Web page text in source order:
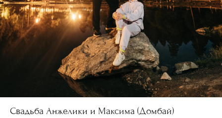
Свадьба Анжелики и Максима (Домбай)